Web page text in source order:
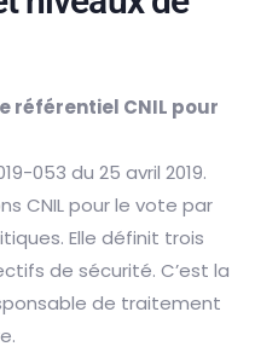
référentiel CNIL pour
053 du 25 avril 2019.
CNIL pour le vote par
Elle définit trois
de sécurité. C’est la
de traitement